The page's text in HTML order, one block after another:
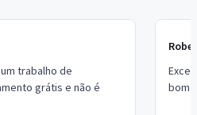
trabalho de
grátis e não é
bom